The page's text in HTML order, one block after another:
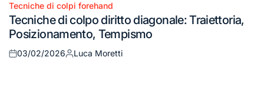
Posted
in
Tecniche di colpi forehand
Tecniche di colpo diritto diagonale: Traiettoria,
Posizionamento, Tempismo
Posted
03/02/2026
Posted
Luca Moretti